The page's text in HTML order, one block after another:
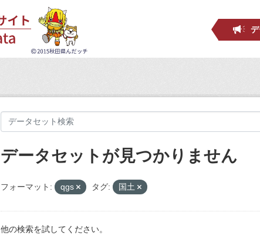
データセットが見つかりません
フォーマット: qgs タグ: 国土
他の検索を試してください。